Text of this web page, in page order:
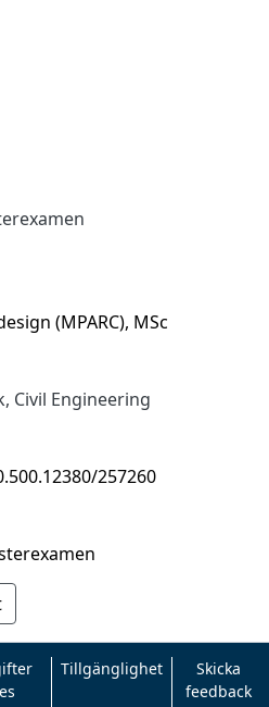
(MPARC), MSc
, Civil Engineering
257260
Tillgänglighet
Skicka
feedback